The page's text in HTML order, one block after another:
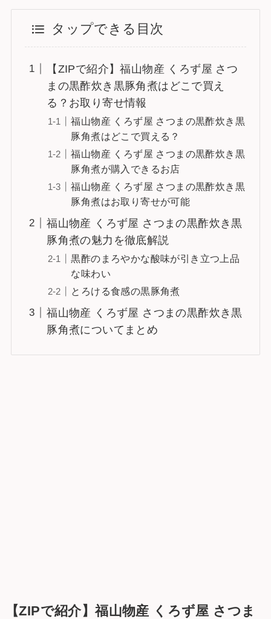
タップできる目次
【ZIPで紹介】福山物産 くろず屋 さつ
まの黒酢炊き黒豚角煮はどこで買え
る？お取り寄せ情報
福山物産 くろず屋 さつまの黒酢炊き黒
豚角煮はどこで買える？
福山物産 くろず屋 さつまの黒酢炊き黒
豚角煮が購入できるお店
福山物産 くろず屋 さつまの黒酢炊き黒
豚角煮はお取り寄せが可能
福山物産 くろず屋 さつまの黒酢炊き黒
豚角煮の魅力を徹底解説
黒酢のまろやかな酸味が引き立つ上品
な味わい
とろける食感の黒豚角煮
福山物産 くろず屋 さつまの黒酢炊き黒
豚角煮についてまとめ
【ZIPで紹介】福山物産 くろず屋 さつま